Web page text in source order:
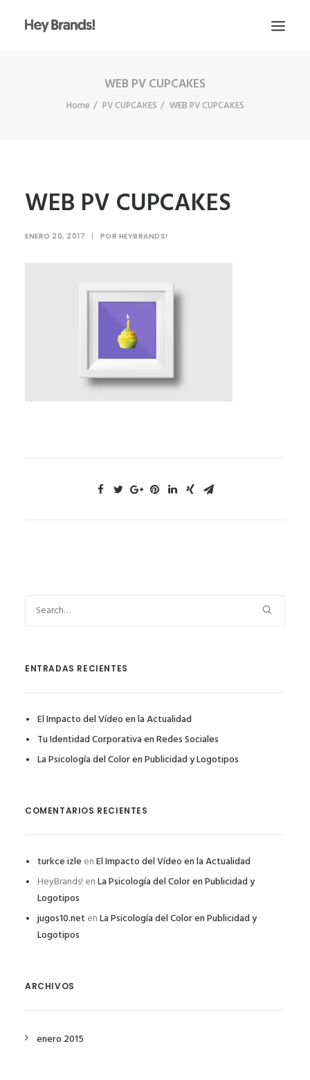
CONÓCENOS
ESCRÍBENOS
WEB PV CUPCAKES
Home PV CUPCAKES WEB PV CUPCAKES
WEB PV CUPCAKES
ENERO 20, 2017 | POR HEYBRANDS!
ENTRADAS RECIENTES
El Impacto del Vídeo en la Actualidad
Tu Identidad Corporativa en Redes Sociales
La Psicología del Color en Publicidad y Logotipos
COMENTARIOS RECIENTES
turkce izle enEl Impacto del Vídeo en la Actualidad
HeyBrands! enLa Psicología del Color en Publicidad y
Logotipos
jugos10.net enLa Psicología del Color en Publicidad y
Logotipos
ARCHIVOS
enero 2015